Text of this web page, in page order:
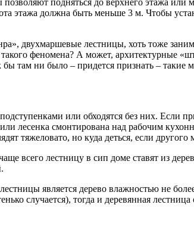
подняться до верхнего этажа или
этажа должна быть меньше 3 м. Чтобы
двухмаршевые лестницы, хоть тоже
феномена? А может, архитектурные
там ни было – придется признать –
или обходятся без них. Если
лесенка смонтирована над рабочим
тяжеловато, но куда деться, если
всего лестницу в сип доме ставят из
является дерево влажностью не
случается), тогда и деревянная